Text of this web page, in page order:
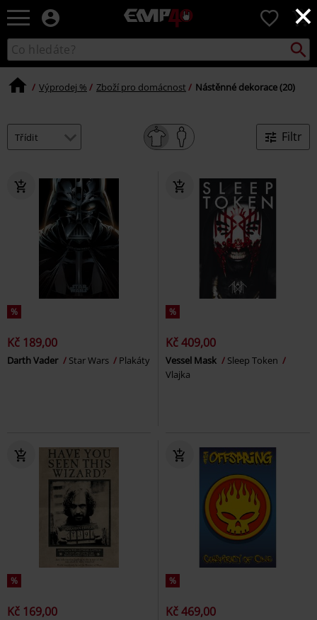
×
EMP
Hudba,
filmy
&
pro
hráče,
0
Katalog
vyhledávání
Výprodej % Zboží pro domácnost Nástěnné dekorace (20)
Filtr
%
Kč 189,00
Darth Vader Star Wars Plakáty
%
Kč 409,00
Vessel Mask
Sleep Token
Vlajka
%
Kč 169,00
%
Kč 469,00